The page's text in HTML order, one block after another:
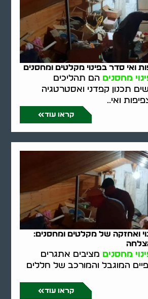
ואי סדר בפינוי מקלטים ומחסנים
מחסנים הם תהליכים
תכנון קפדני ואסטרטגיה
ואי..
קראו עוד
ואחזקה של מקלטים ומחסנים:
מחסנים מציבים אתגרים
המוגבל והמורכב של חללים
קראו עוד